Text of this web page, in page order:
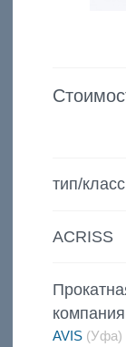
тип/класс
ACRISS
компания
AVIS(Уфа)